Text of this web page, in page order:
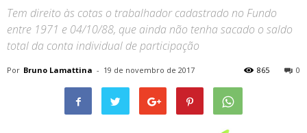
Tem direito às cotas o trabalhador cadastrado no Fundo
entre 1971 e 04/10/88, que ainda não tenha sacado o saldo
total da conta individual de participação
Por Bruno Lamattina - 19 de novembro de 2017 0
865